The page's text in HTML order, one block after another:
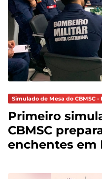
Simulado de Mesa do CBMSC -
Primeiro
CBMSC
enchentes em